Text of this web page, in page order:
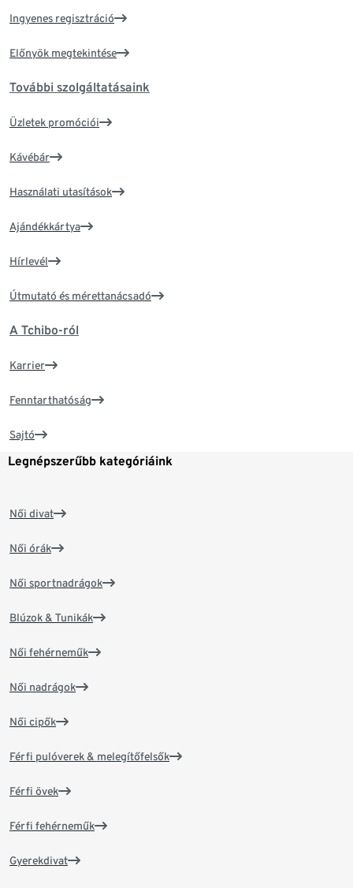
Ingyenes regisztráció
Előnyök megtekintése
További szolgáltatásaink
Üzletek promóciói
Kávébár
Használati utasítások
Ajándékkártya
Hírlevél
Útmutató és mérettanácsadó
A Tchibo-ról
Karrier
Fenntarthatóság
Sajtó
Legnépszerűbb kategóriáink
Női divat
Női órák
Női sportnadrágok
Blúzok & Tunikák
Női fehérneműk
Női nadrágok
Női cipők
Férfi pulóverek & melegítőfelsők
Férfi övek
Férfi fehérneműk
Gyerekdivat